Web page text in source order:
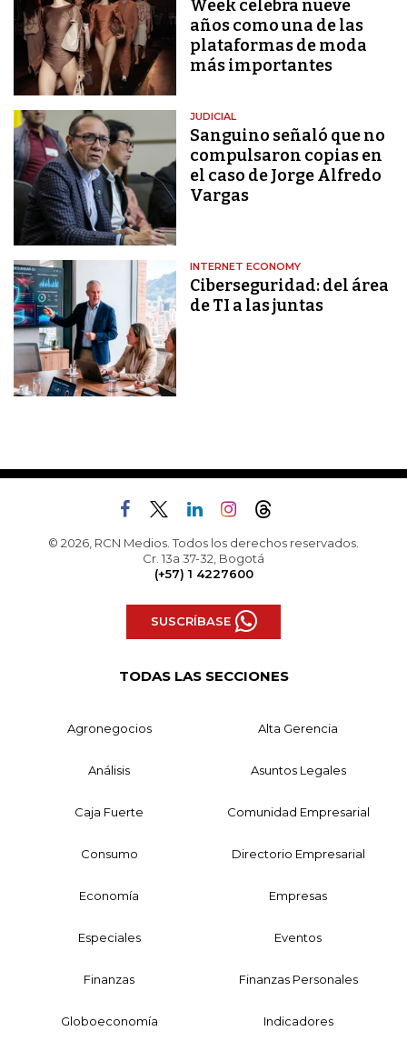
Week celebra nueve
años como una de las
plataformas de moda
más importantes
JUDICIAL
Sanguino señaló que no
compulsaron copias en
el caso de Jorge Alfredo
Vargas
INTERNET ECONOMY
Ciberseguridad: del área
de TI a las juntas
© 2026, RCN Medios. Todos los derechos reservados.
Cr. 13a 37-32, Bogotá
(+57) 1 4227600
SUSCRÍBASE
TODAS LAS SECCIONES
Agronegocios Alta Gerencia
Análisis Asuntos Legales
Caja Fuerte Comunidad Empresarial
Consumo Directorio Empresarial
Economía Empresas
Especiales Eventos
Finanzas Finanzas Personales
Globoeconomía Indicadores